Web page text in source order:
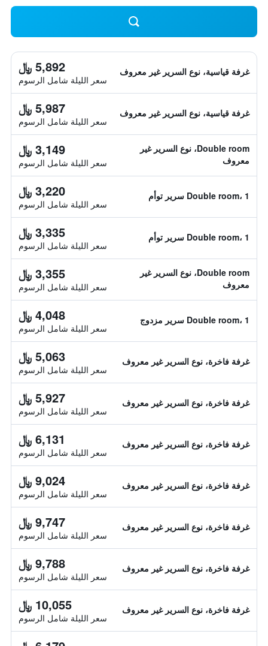
غرفة قياسية، نوع السرير غير معروف 5,892 ﷼
سعر الليلة شامل الرسوم
غرفة قياسية، نوع السرير غير معروف 5,987 ﷼
سعر الليلة شامل الرسوم
Double room، نوع السرير غير
معروف
3,149 ﷼
سعر الليلة شامل الرسوم
Double room، 1 سرير توأم 3,220 ﷼
سعر الليلة شامل الرسوم
Double room، 1 سرير توأم 3,335 ﷼
سعر الليلة شامل الرسوم
Double room، نوع السرير غير
معروف
3,355 ﷼
سعر الليلة شامل الرسوم
Double room، 1 سرير مزدوج 4,048 ﷼
سعر الليلة شامل الرسوم
غرفة فاخرة، نوع السرير غير معروف 5,063 ﷼
سعر الليلة شامل الرسوم
غرفة فاخرة، نوع السرير غير معروف 5,927 ﷼
سعر الليلة شامل الرسوم
غرفة فاخرة، نوع السرير غير معروف 6,131 ﷼
سعر الليلة شامل الرسوم
غرفة فاخرة، نوع السرير غير معروف 9,024 ﷼
سعر الليلة شامل الرسوم
غرفة فاخرة، نوع السرير غير معروف 9,747 ﷼
سعر الليلة شامل الرسوم
غرفة فاخرة، نوع السرير غير معروف 9,788 ﷼
سعر الليلة شامل الرسوم
غرفة فاخرة، نوع السرير غير معروف 10,055 ﷼
سعر الليلة شامل الرسوم